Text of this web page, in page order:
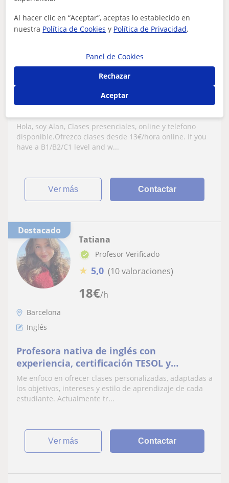
★ 5,0 (9 valoraciones)
Inglés: Academia de inglés de verano
¡Profesor de Inglés Nativo con Mucha
Hola, soy Alan, Clases presenciales, online y telefono
disponible.Ofrezco clases desde 13€/hora online. If you
have a B1/B2/C1 level and w...
ver más Contactar
Destacado
18€/h
Tatiana
Profesor Verificado
★ 5,0 (10 valoraciones)
Barcelona
Inglés
Profesora nativa de inglés con
experiencia, certificación TESOL y
formación en lingüística
Me enfoco en ofrecer clases personalizadas, adaptadas a
los objetivos, intereses y estilo de aprendizaje de cada
estudiante. Actualmente tr...
ver más Contactar
Al hacer clic en “Aceptar”, aceptas lo establecido en
nuestra Política de Cookies y Política de Privacidad.
Panel de Cookies
Rechazar
Aceptar